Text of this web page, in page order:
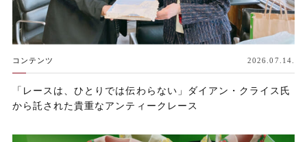
コンテンツ 2026.07.14.
「レースは、ひとりでは伝わらない」ダイアン・クライス氏
から託された貴重なアンティークレース